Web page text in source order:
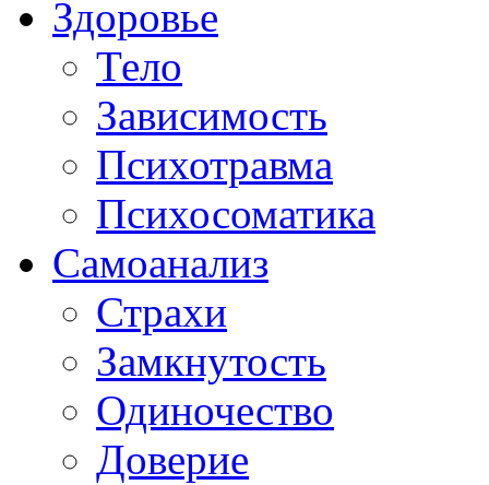
Здоровье
Тело
Зависимость
Психотравма
Психосоматика
Самоанализ
Страхи
Замкнутость
Одиночество
Доверие